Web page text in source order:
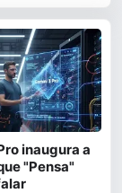
inaugura a
"Pensa"